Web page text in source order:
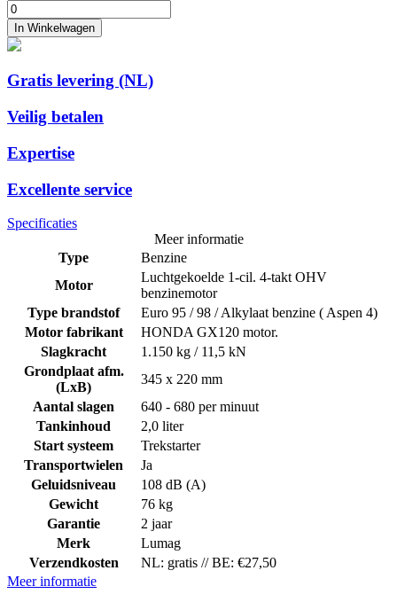
In Winkelwagen
Gratis levering (NL)
Veilig betalen
Expertise
Excellente service
Specificaties
Meer informatie
Type
Benzine
Motor
Luchtgekoelde 1-cil. 4-takt OHV
benzinemotor
Type brandstof
Euro 95 / 98 / Alkylaat benzine ( Aspen 4)
Motor fabrikant
HONDA GX120 motor.
Slagkracht
1.150 kg / 11,5 kN
Grondplaat afm.
(LxB)
345 x 220 mm
Aantal slagen
640 - 680 per minuut
Tankinhoud
2,0 liter
Start systeem
Trekstarter
Transportwielen
Ja
Geluidsniveau
108 dB (A)
Gewicht
76 kg
Garantie
2 jaar
Merk
Lumag
Verzendkosten
NL: gratis // BE: €27,50
Meer informatie